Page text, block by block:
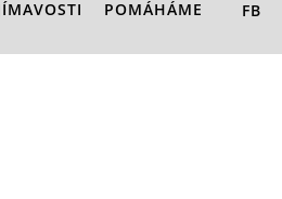
POMÁHÁME